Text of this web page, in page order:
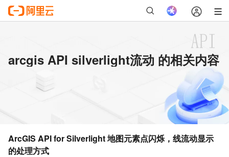
arcgis API silverlight流动 的相关内容
ArcGIS API for Silverlight 地图元素点闪烁，线流动显示
的处理方式